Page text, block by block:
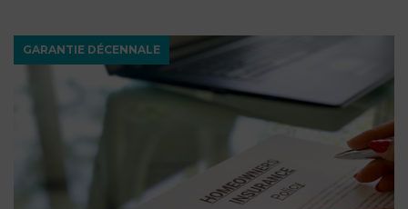
GARANTIE DÉCENNALE